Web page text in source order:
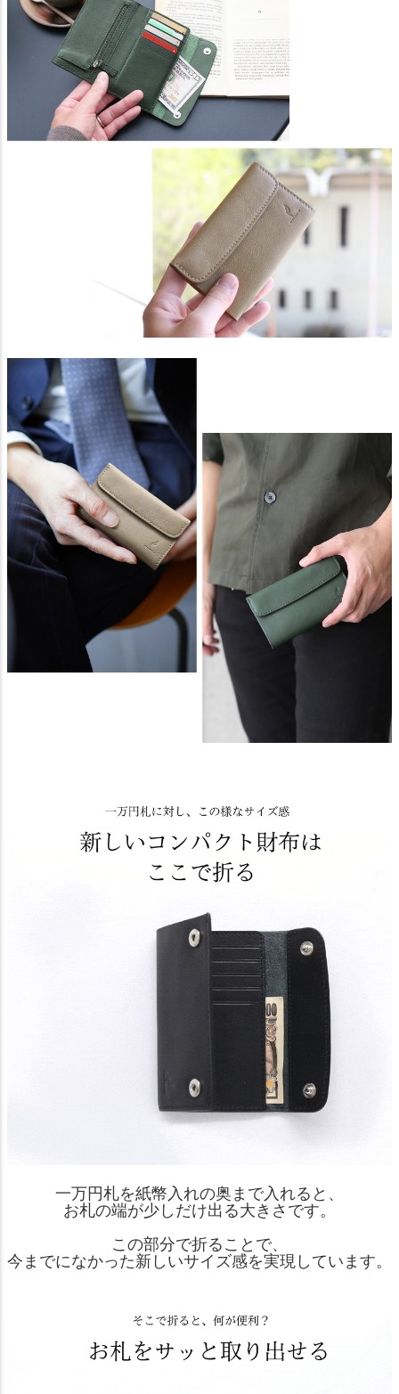
一万円札を紙幣入れの奥まで入れると、
お札の端が少しだけ出る大きさです。
この部分で折ることで、
今までになかった新しいサイズ感を実現しています。